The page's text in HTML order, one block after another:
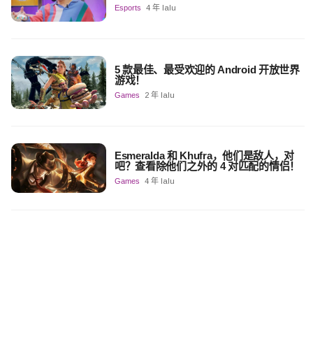
Esports 4 年 lalu
5 款最佳、最受欢迎的 Android 开放世界
游戏！
Games 2 年 lalu
Esmeralda 和 Khufra，他们是敌人，对
吧？查看除他们之外的 4 对匹配的情侣！
Games 4 年 lalu